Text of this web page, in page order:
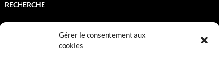
Gérer le consentement aux
cookies
RECHERCHE